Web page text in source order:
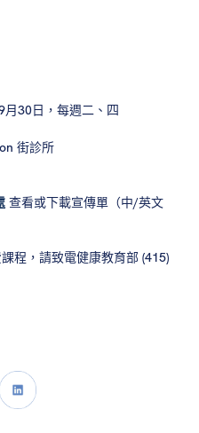
30日，每週二、四
街診所
查看或下載宣傳單（中/英文
程，請致電健康教育部 (415)